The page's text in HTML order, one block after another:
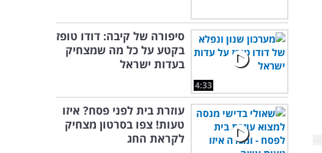
4:33
סיפורה של קיבה: דודו טופז
בקטע על כל מה שמצחיק
בעדות ישראל
עוזרת בית לפני פסח? איזו
טעות! צפו בסרטון מצחיק
לקראת החג